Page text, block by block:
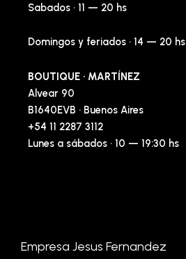
Sabados · 11 — 20 hs
Domingos y feriados · 14 — 20 hs
BOUTIQUE · MARTÍNEZ
Alvear 90
B1640EVB · Buenos Aires
+54 11 2287 3112
Lunes a sábados · 10 — 19:30 hs
Empresa Jesus Fernandez